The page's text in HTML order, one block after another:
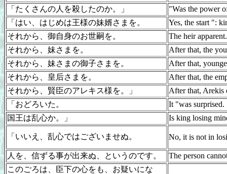
「たくさんの人を殺したのか。」
"Was the power
「はい、はじめは王様の妹婿さまを。
Yes, the start ":
それから、御自身のお世嗣を。
The heir apparent.
それから、妹さまを。
After that, the
それから、妹さまの御子さまを。
After that,
それから、皇后さまを。
After that, the
それから、賢臣のアレキス様を。」
After that, Arekis
「おどろいた。
It "was surprised.
国王は乱心か。」
Is king losing
「いいえ、乱心ではございませぬ。 No, it is not in
人を、信ずる事が出来ぬ、というのです。
The person
このごろは、臣下の心をも、お疑いにな